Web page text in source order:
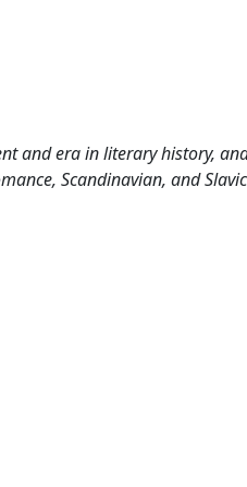
and era in literary history,
Scandinavian, and